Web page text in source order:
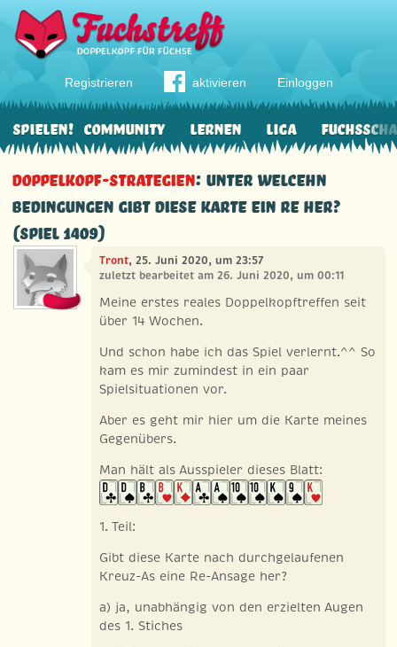
Registrieren aktivieren Einloggen
Community Lernen Liga
Spielen!
Doppelkopf-Strategien: Unter welcehn
Bedingungen gibt diese Karte ein Re her?
(Spiel 1409)
Tront, 25. Juni 2020, um 23:57
zuletzt bearbeitet am 26. Juni 2020, um 00:11
Meine erstes reales Doppelkopftreffen seit
über 14 Wochen.
Und schon habe ich das Spiel verlernt.^^ So
kam es mir zumindest in ein paar
Spielsituationen vor.
Aber es geht mir hier um die Karte meines
Gegenübers.
Man hält als Ausspieler dieses Blatt:
1. Teil:
Gibt diese Karte nach durchgelaufenen
Kreuz-As eine Re-Ansage her?
a) ja, unabhängig von den erzielten Augen
des 1. Stiches